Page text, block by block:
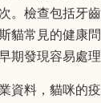
。檢查包括牙
貓常見的健康
期發現容易處理
資料，貓咪的